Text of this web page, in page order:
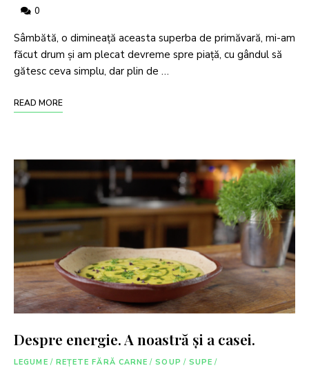
0
Sâmbătă, o dimineață aceasta superba de primăvară, mi-am
făcut drum și am plecat devreme spre piață, cu gândul să
gătesc ceva simplu, dar plin de …
READ MORE
Despre energie. A noastră și a casei.
LEGUME / REȚETE FĂRĂ CARNE / SOUP / SUPE /